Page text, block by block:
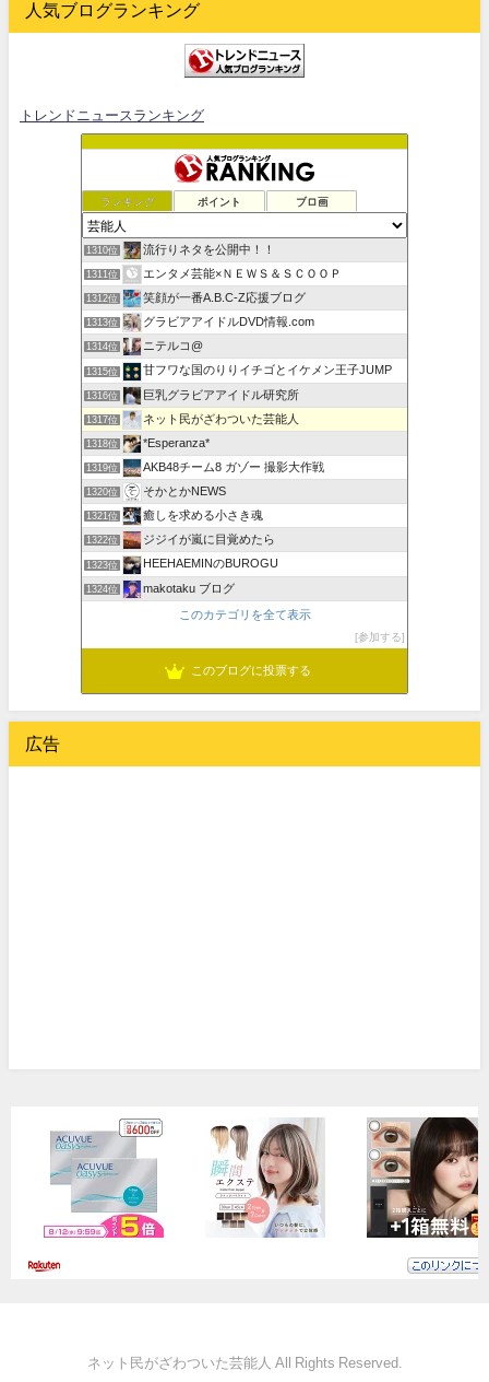
人気ブログランキング
トレンドニュースランキング
ランキング ポイント ブロ画
1310位 流行りネタを公開中！！
1311位 エンタメ芸能×ＮＥＷＳ＆ＳＣＯＯＰ
1312位 笑顔が一番A.B.C-Z応援ブログ
1313位 グラビアアイドルDVD情報.com
1314位 ニテルコ@
1315位 甘フワな国のりりイチゴとイケメン王子JUMP
1316位 巨乳グラビアアイドル研究所
1317位 ネット民がざわついた芸能人
1318位 *Esperanza*
1319位 AKB48チーム8 ガゾー 撮影大作戦
1320位 そかとかNEWS
1321位 癒しを求める小さき魂
1322位 ジジイが嵐に目覚めたら
1323位 HEEHAEMINのBUROGU
1324位 makotaku ブログ
このカテゴリを全て表示
参加する
このブログに投票する
広告
ネット民がざわついた芸能人 All Rights Reserved.